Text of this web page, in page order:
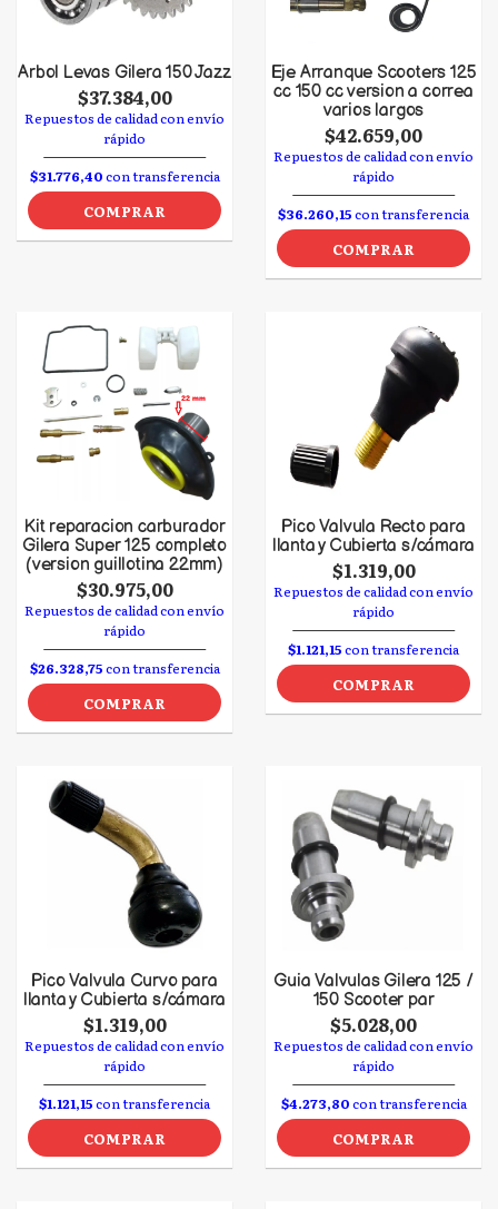
Arbol Levas Gilera 150 Jazz
$37.384,00
Repuestos de calidad con envío
rápido
$31.776,40con transferencia
COMPRAR
Eje Arranque Scooters 125
cc 150 cc version a correa
varios largos
$42.659,00
Repuestos de calidad con envío
rápido
$36.260,15con transferencia
COMPRAR
Kit reparacion carburador
Gilera Super 125 completo
(version guillotina 22mm)
$30.975,00
Repuestos de calidad con envío
rápido
$26.328,75con transferencia
COMPRAR
Pico Valvula Recto para
llanta y Cubierta s/cámara
$1.319,00
Repuestos de calidad con envío
rápido
$1.121,15con transferencia
COMPRAR
Pico Valvula Curvo para
llanta y Cubierta s/cámara
$1.319,00
Repuestos de calidad con envío
rápido
$1.121,15con transferencia
COMPRAR
Guia Valvulas Gilera 125 /
150 Scooter par
$5.028,00
Repuestos de calidad con envío
rápido
$4.273,80con transferencia
COMPRAR